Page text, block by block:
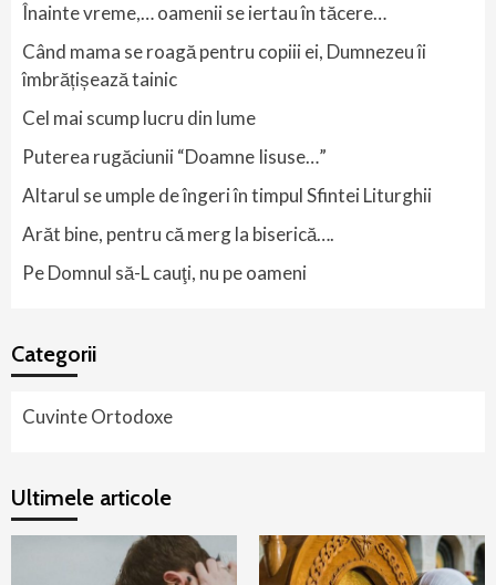
Înainte vreme,… oamenii se iertau în tăcere…
Când mama se roagă pentru copiii ei, Dumnezeu îi
îmbrățișează tainic
Cel mai scump lucru din lume
Puterea rugăciunii “Doamne Iisuse…”
Altarul se umple de îngeri în timpul Sfintei Liturghii
Arăt bine, pentru că merg la biserică….
Pe Domnul să-L cauţi, nu pe oameni
Categorii
Cuvinte Ortodoxe
Ultimele articole